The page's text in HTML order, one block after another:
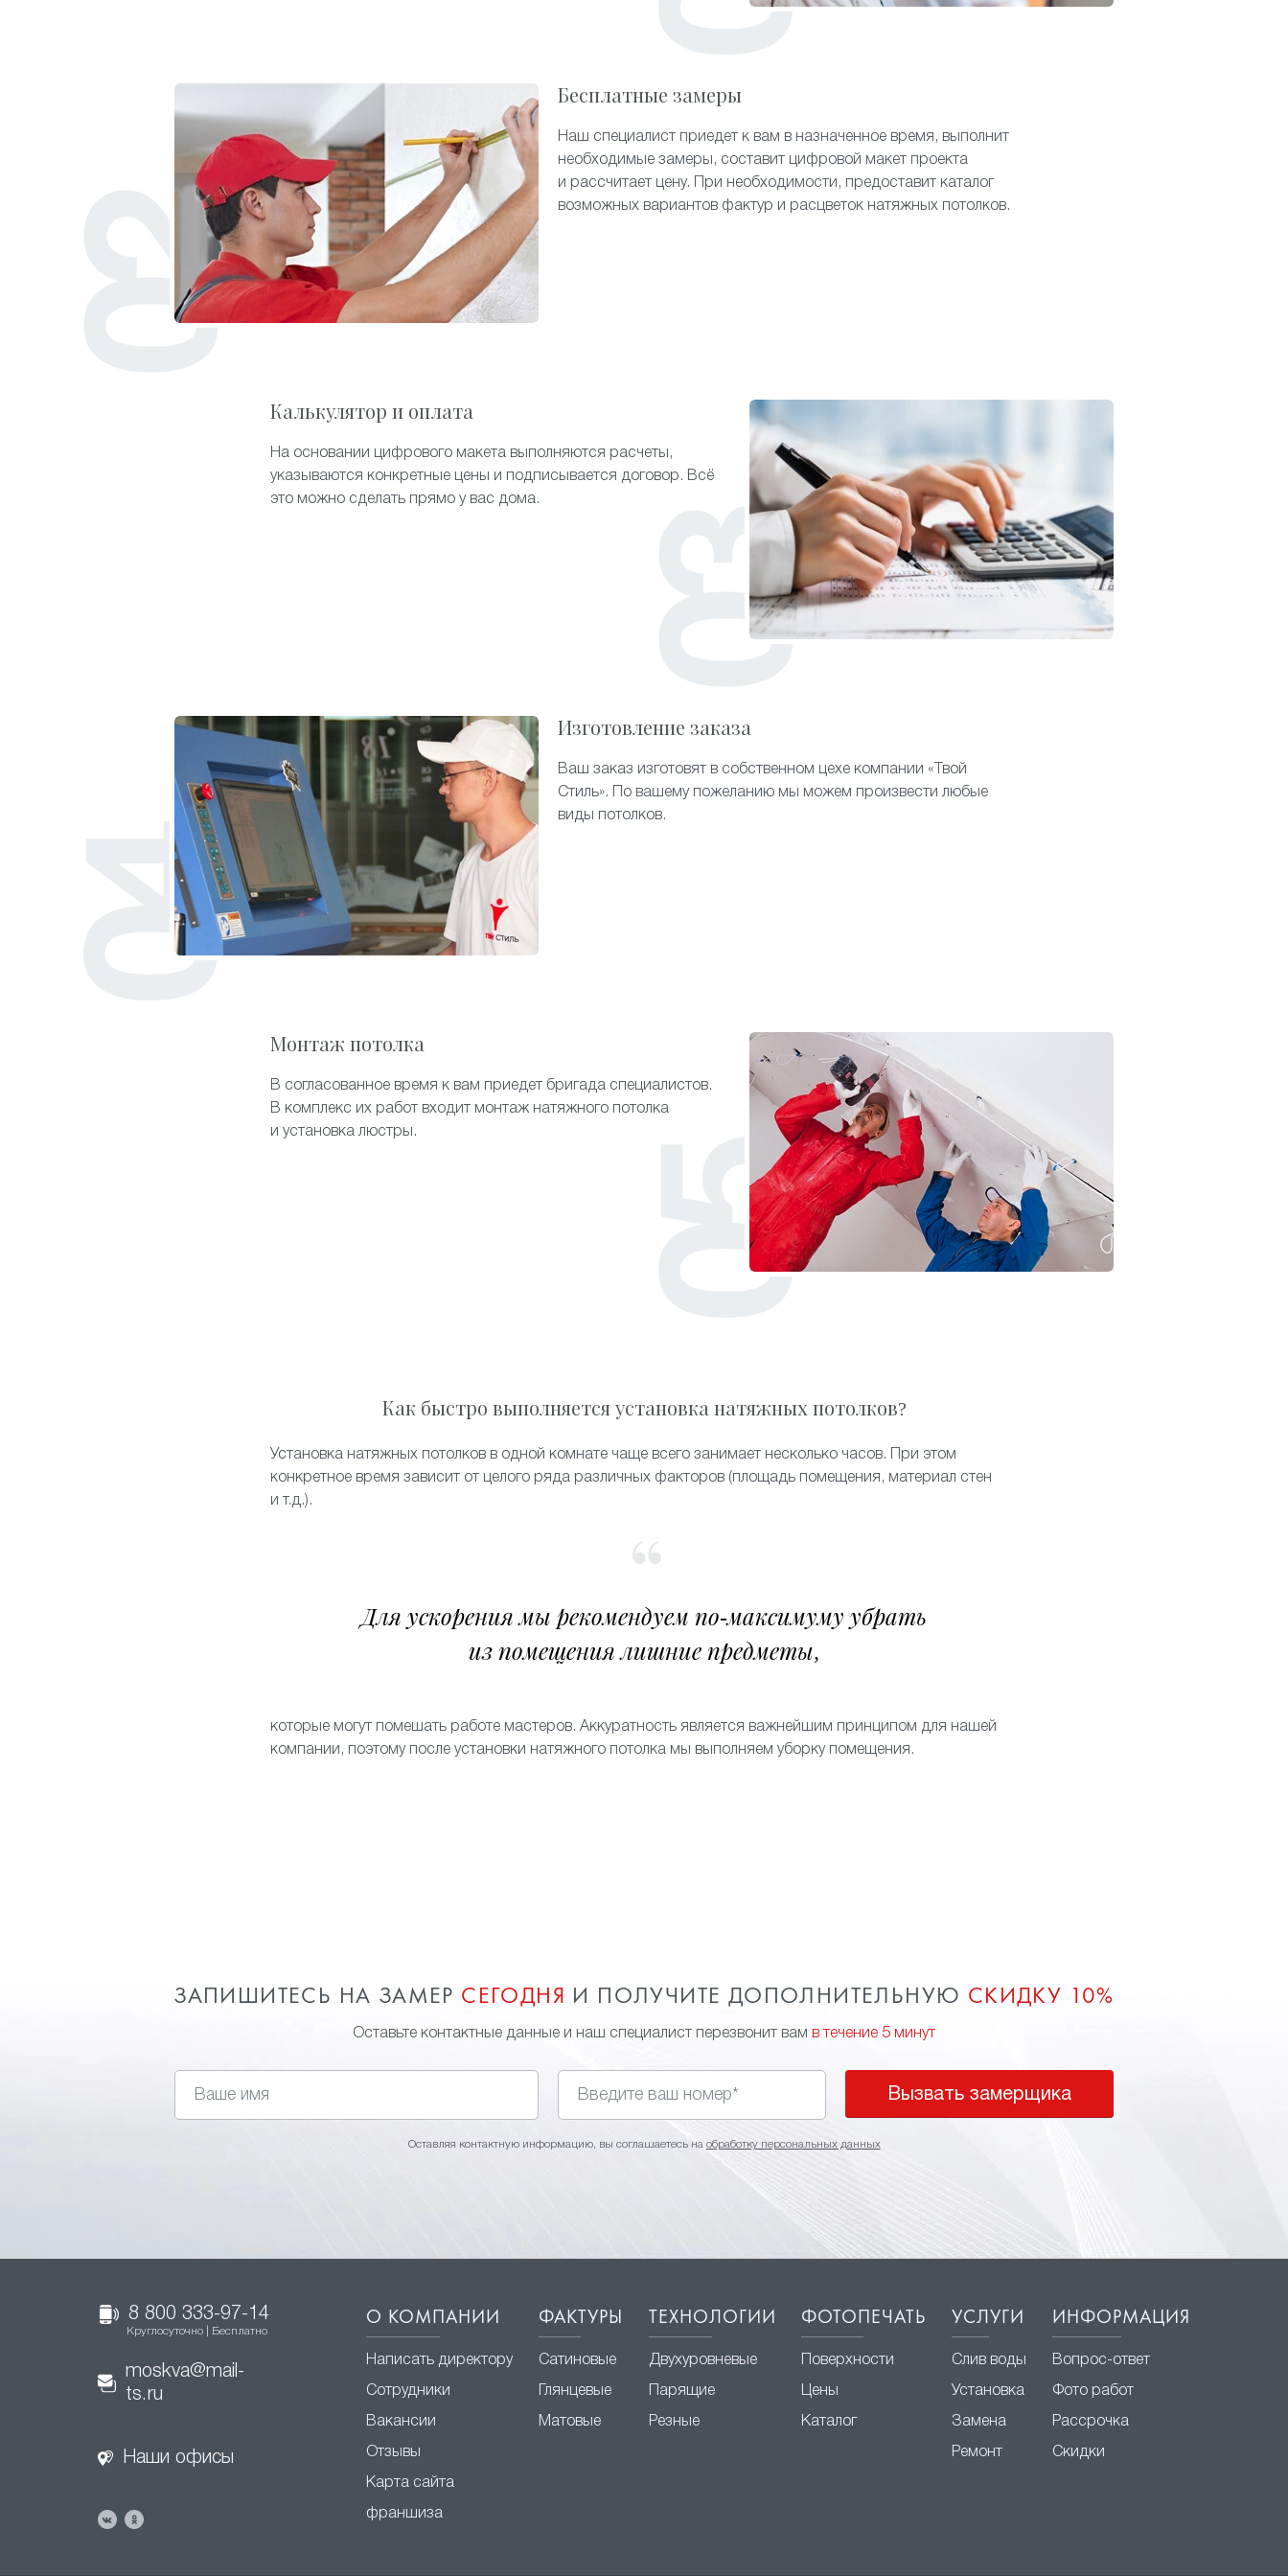
Бесплатные замеры
Наш специалист приедет к вам в назначенное время, выполнит
необходимые замеры, составит цифровой макет проекта
и рассчитает цену. При необходимости, предоставит каталог
возможных вариантов фактур и расцветок натяжных потолков.
Калькулятор и оплата
На основании цифрового макета выполняются расчеты,
указываются конкретные цены и подписывается договор. Всё
это можно сделать прямо у вас дома.
Изготовление заказа
Ваш заказ изготовят в собственном цехе компании «Твой
Стиль». По вашему пожеланию мы можем произвести любые
виды потолков.
Монтаж потолка
В согласованное время к вам приедет бригада специалистов.
В комплекс их работ входит монтаж натяжного потолка
и установка люстры.
Как быстро выполняется установка натяжных потолков?
Установка натяжных потолков в одной комнате чаще всего занимает несколько часов. При этом
конкретное время зависит от целого ряда различных факторов (площадь помещения, материал стен
и т.д.).
Для ускорения мы рекомендуем по-максимуму убрать
из помещения лишние предметы,
которые могут помешать работе мастеров. Аккуратность является важнейшим принципом для нашей
компании, поэтому после установки натяжного потолка мы выполняем уборку помещения.
ЗАПИШИТЕСЬ НА ЗАМЕР СЕГОДНЯ И ПОЛУЧИТЕ ДОПОЛНИТЕЛЬНУЮ СКИДКУ 10%
Оставьте контактные данные и наш специалист перезвонит вам в течение 5 минут
Вызвать замерщика
Оставляя контактную информацию, вы соглашаетесь на обработку персональных данных
8 800 333-97-14
Круглосуточно | Бесплатно
moskva@mail-
ts.ru
Наши офисы
О КОМПАНИИ
Написать директору
Сотрудники
Вакансии
Отзывы
Карта сайта
франшиза
ФАКТУРЫ
Сатиновые
Глянцевые
Матовые
ТЕХНОЛОГИИ
Двухуровневые
Парящие
Резные
ФОТОПЕЧАТЬ
Поверхности
Цены
Каталог
УСЛУГИ
Слив воды
Установка
Замена
Ремонт
ИНФОРМАЦИЯ
Вопрос-ответ
Фото работ
Рассрочка
Скидки